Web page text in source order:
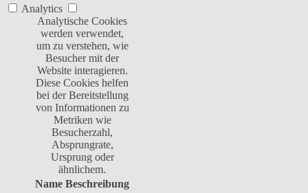
Analytics
Analytische Cookies
werden verwendet,
um zu verstehen, wie
Besucher mit der
Website interagieren.
Diese Cookies helfen
bei der Bereitstellung
von Informationen zu
Metriken wie
Besucherzahl,
Absprungrate,
Ursprung oder
ähnlichem.
Name Beschreibung